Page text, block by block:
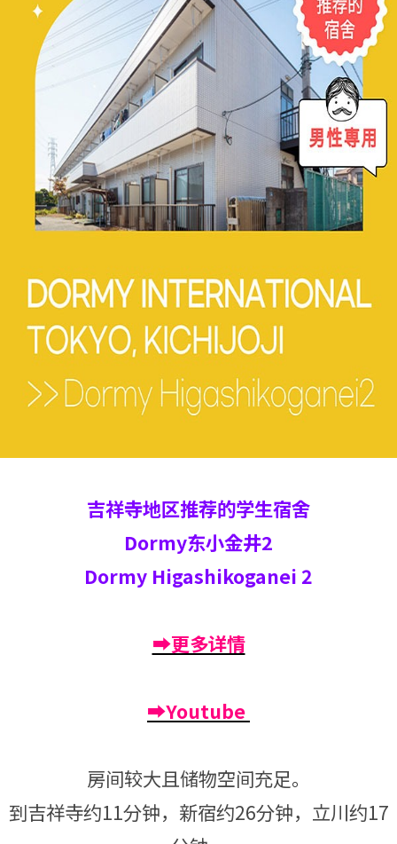
吉祥寺地区推荐的学生宿舍
Dormy东小金井2
Dormy Higashikoganei 2
➡更多详情
➡Youtube
房间较大且储物空间充足。
到吉祥寺约11分钟，新宿约26分钟，立川约17